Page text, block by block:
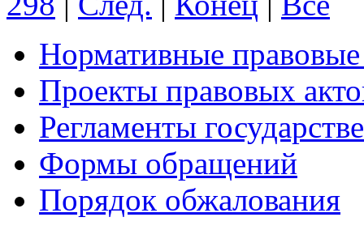
Нормативные
Проекты правовых
Регламенты
Формы обращений
Порядок обжалования